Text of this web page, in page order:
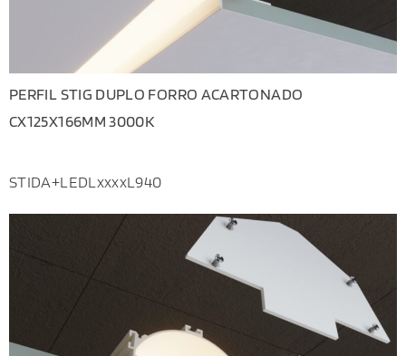
PERFIL STIG DUPLO FORRO ACARTONADO
CX125X166MM 3000K
STIDA+LEDLxxxxL940